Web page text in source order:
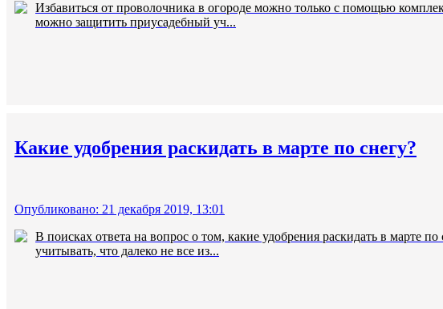
Избавиться от проволочника в огороде можно только с помощью
можно защитить приусадебный уч...
Какие удобрения раскидать в марте по снегу?
Опубликовано: 21 декабря 2019, 13:01
В поисках ответа на вопрос о том, какие удобрения раскидать в марте
учитывать, что далеко не все из...